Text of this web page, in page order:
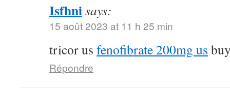
Isfhnisays:
15 août 2023 at 11 h 25 min
tricor us fenofibrate 200mg us
Répondre